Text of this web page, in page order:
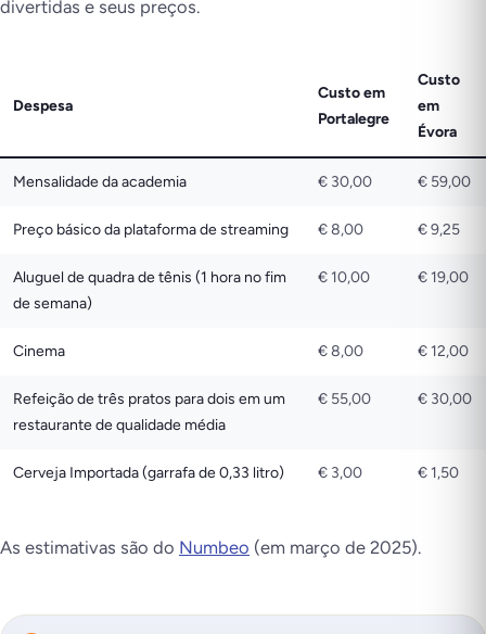
divertidas e seus preços.
Despesa
Custo em
Portalegre
Custo
em
Évora
Mensalidade da academia € 30,00 € 59,00
Preço básico da plataforma de streaming € 8,00 € 9,25
Aluguel de quadra de tênis (1 hora no fim
de semana)
€ 10,00 € 19,00
Cinema € 8,00 € 12,00
Refeição de três pratos para dois em um
restaurante de qualidade média
€ 55,00 € 30,00
Cerveja Importada (garrafa de 0,33 litro) € 3,00 € 1,50
As estimativas são do Numbeo (em março de 2025).